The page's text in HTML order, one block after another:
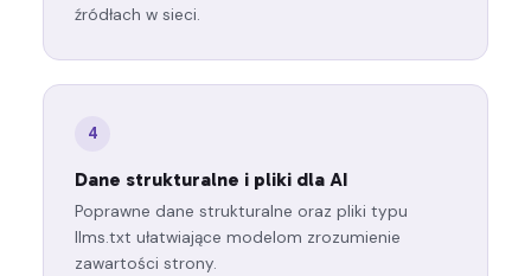
źródłach w sieci.
4
Dane strukturalne i pliki dla AI
Poprawne dane strukturalne oraz pliki typu
llms.txt ułatwiające modelom zrozumienie
zawartości strony.